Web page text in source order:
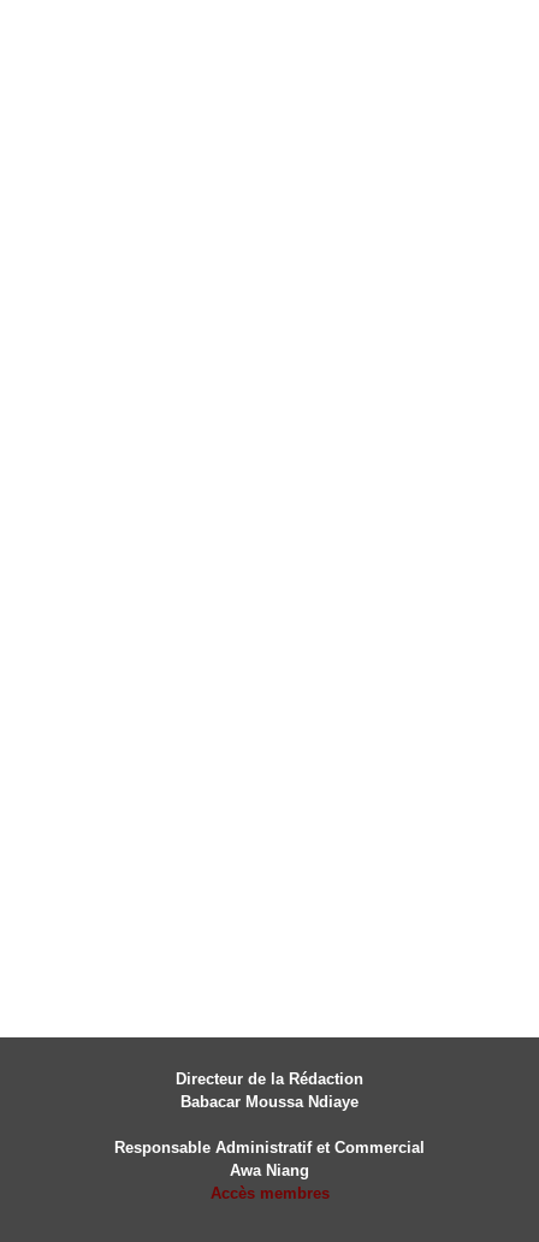
Directeur de la Rédaction
Babacar Moussa Ndiaye
Responsable Administratif et Commercial
Awa Niang
Accès membres